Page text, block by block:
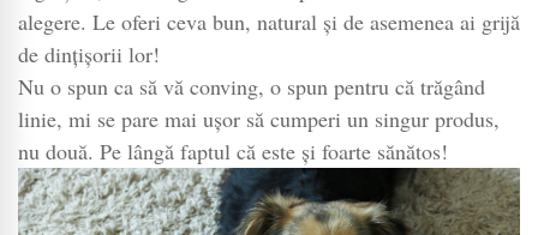
alegere. Le oferi ceva bun, natural și de asemenea ai grijă
de dințișorii lor!
Nu o spun ca să vă conving, o spun pentru că trăgând
linie, mi se pare mai ușor să cumperi un singur produs,
nu două. Pe lângă faptul că este și foarte sănătos!